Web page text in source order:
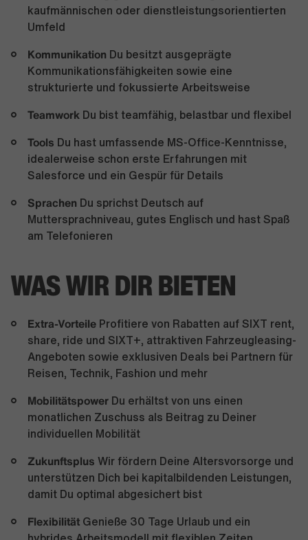
kaufmännischen oder dienstleistungsorientierten
Umfeld
Kommunikation Du besitzt ausgeprägte
Kommunikationsfähigkeiten sowie eine
strukturierte und fokussierte Arbeitsweise
Teamwork Du bist teamfähig, belastbar und flexibel
Tools Du hast umfassende MS-Office-Kenntnisse,
idealerweise schon erste Erfahrungen mit
Salesforce und ein Gespür für Details
Sprachen Du sprichst Deutsch auf
Muttersprachniveau, gutes Englisch und hast Spaß
am Telefonieren
WAS WIR DIR BIETEN
Extra-Vorteile Profitiere von Rabatten auf SIXT rent,
share, ride und SIXT+, attraktiven Fahrzeugleasing-
Angeboten sowie exklusiven Deals bei Partnern für
Reisen, Technik, Fashion und mehr
Mobilitätspower Du erhältst von uns einen
monatlichen Zuschuss als Beitrag zu Deiner
individuellen Mobilität
Zukunftsplus Wir fördern Deine Altersvorsorge und
unterstützen Dich bei kapitalbildenden Leistungen,
damit Du optimal abgesichert bist
Flexibilität Genieße 30 Tage Urlaub und ein